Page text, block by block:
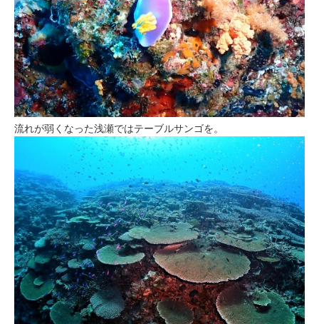
流れが弱くなった浅瀬ではテーブルサンゴを。